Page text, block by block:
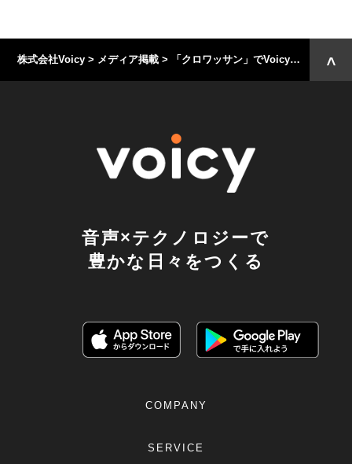
株式会社Voicy > メディア掲載 > 「クロワッサン」でVoicyに関する記事が掲載されました
音声×テクノロジーで
豊かな日々をつくる
COMPANY
SERVICE